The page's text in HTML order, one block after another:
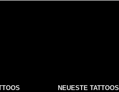
NEUESTE TATTOOS